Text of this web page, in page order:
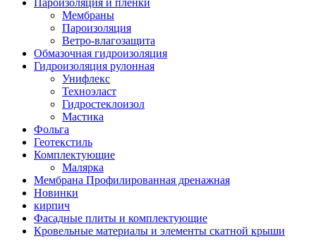
Пароизоляция и пленки
Мембраны
Пароизоляция
Ветро-влагозащита
Обмазочная гидроизоляция
Гидроизоляция рулонная
Унифлекс
Техноэласт
Гидростеклоизол
Мастика
Фольга
Геотекстиль
Комплектующие
Малярка
Мембрана Профилированная дренажная
Новинки
кирпич
Фасадные плиты и комплектующие
Кровельные материалы и элементы скатной крыши